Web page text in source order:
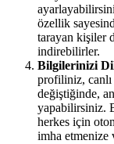
özellik
tarayan kişiler
indirebilirler.
Bilgilerinizi
profiliniz,
değiştiğinde,
yapabilirsiniz.
herkes için
imha etmenize